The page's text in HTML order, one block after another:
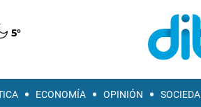
5°
ECONOMÍA OPINIÓN